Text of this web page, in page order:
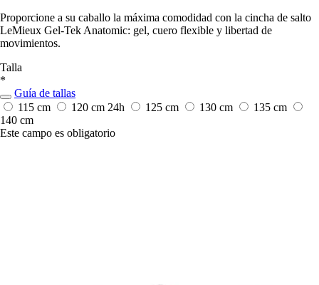
Proporcione a su caballo la máxima comodidad con la cincha de salto
LeMieux Gel-Tek Anatomic: gel, cuero flexible y libertad de
movimientos.
Talla
*
Guía de tallas
115 cm
120 cm 24h 125 cm 130 cm
135 cm
140 cm
Este campo es obligatorio